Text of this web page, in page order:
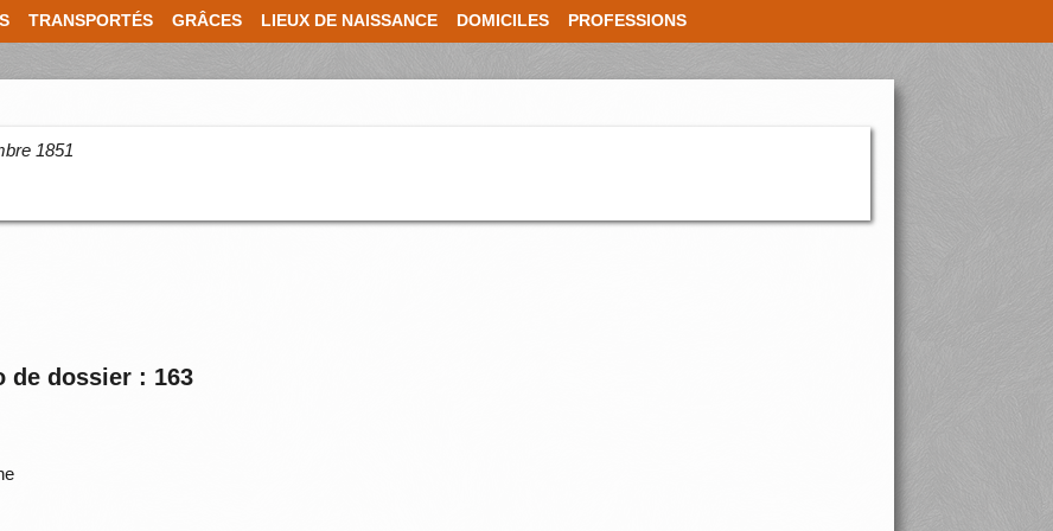
TRANSPORTÉS GRÂCES LIEUX DE NAISSANCE DOMICILES PROFESSIONS
1851
de dossier : 163